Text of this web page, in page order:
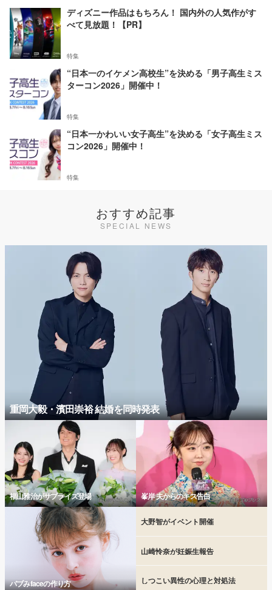
ディズニー作品はもちろん！ 国内外の人気作がす
べて見放題！【PR】
特集
“日本一のイケメン高校生”を決める「男子高生ミス
ターコン2026」開催中！
特集
“日本一かわいい女子高生”を決める「女子高生ミス
コン2026」開催中！
特集
おすすめ記事
SPECIAL NEWS
重岡大毅・濱田崇裕 結婚を同時発表
福山雅治がサプライズ登場 峯岸 夫からのキス告白
バブみfaceの作り方
大野智がイベント開催
山崎怜奈が妊娠生報告
しつこい異性の心理と対処法